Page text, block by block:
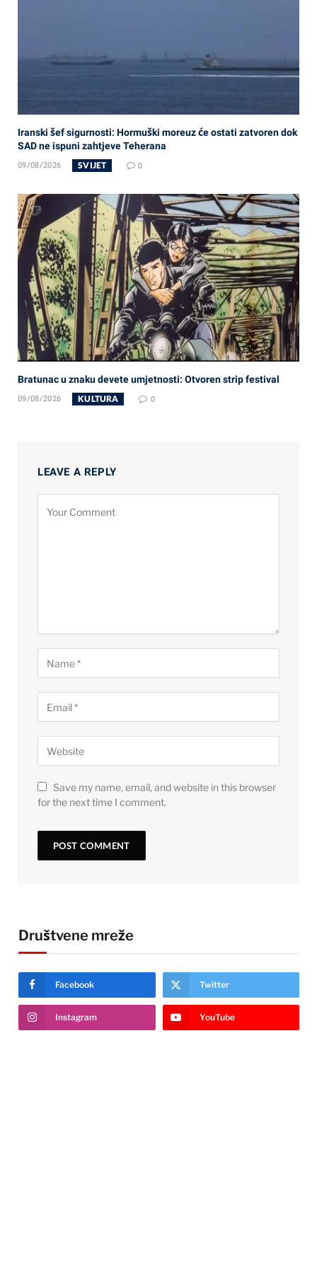
Iranski šef sigurnosti: Hormuški moreuz će ostati zatvoren dok
SAD ne ispuni zahtjeve Teherana
09/08/2026 SVIJET 0
Bratunac u znaku devete umjetnosti: Otvoren strip festival
09/08/2026 KULTURA 0
LEAVE A REPLY
Save my name, email, and website in this browser
for the next time I comment.
Društvene mreže
Facebook Twitter
Instagram YouTube